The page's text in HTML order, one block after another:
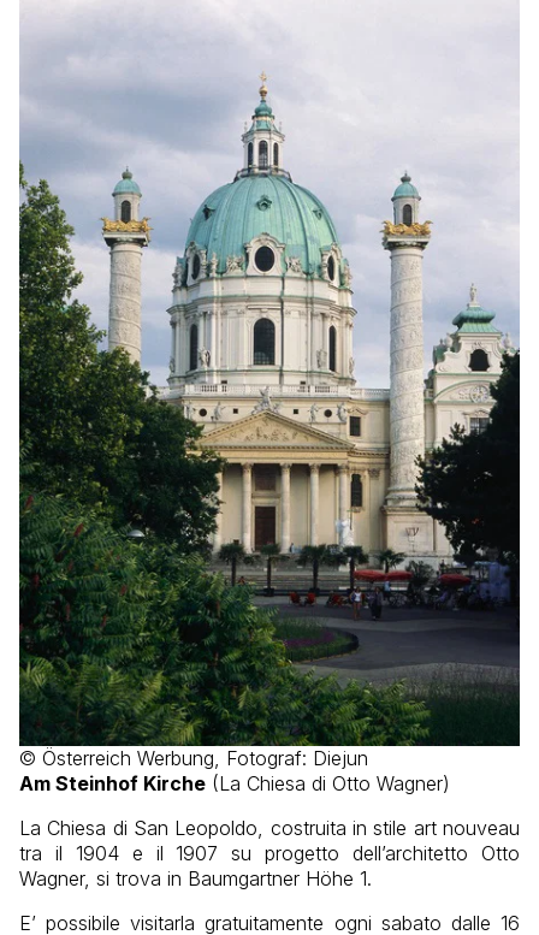
© Österreich Werbung, Fotograf: Diejun
Am Steinhof Kirche (La Chiesa di Otto Wagner)
La Chiesa di San Leopoldo, costruita in stile art nouveau
tra il 1904 e il 1907 su progetto dell’architetto Otto
Wagner, si trova in Baumgartner Höhe 1.
E’ possibile visitarla gratuitamente ogni sabato dalle 16